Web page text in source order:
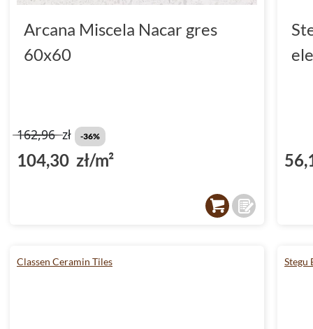
Arcana Miscela Nacar gres
60x60
162,96zł -36%
104,30 zł/m²
Classen Ceramin Tiles Stegu